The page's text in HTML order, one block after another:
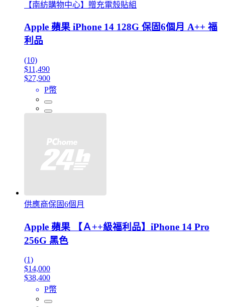
【南紡購物中心】贈充電殼貼組
Apple 蘋果 iPhone 14 128G 保固6個月 A++ 福
利品
(10)
$11,490
$27,900
P幣
供應商保固6個月
Apple 蘋果 【Ａ++級福利品】iPhone 14 Pro
256G 黑色
(1)
$14,000
$38,400
P幣